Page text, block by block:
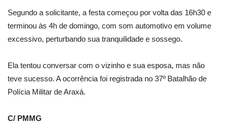
Segundo a solicitante, a festa começou por volta das 16h30 e
terminou às 4h de domingo, com som automotivo em volume
excessivo, perturbando sua tranquilidade e sossego.
Ela tentou conversar com o vizinho e sua esposa, mas não
teve sucesso. A ocorrência foi registrada no 37º Batalhão de
Polícia Militar de Araxá.
C/ PMMG